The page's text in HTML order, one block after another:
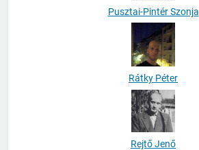
Pusztai-Pintér Szonja
Rátky Péter
Rejtő Jenő